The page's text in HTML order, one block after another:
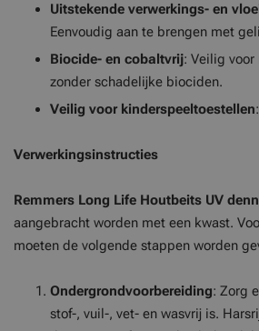
Uitstekende verwerkings- en
Eenvoudig aan te brengen met
Biocide- en cobaltvrij: Veilig voor
zonder schadelijke biociden.
Veilig voor kinderspeeltoestellen
Verwerkingsinstructies
Remmers Long Life Houtbeits UV
aangebracht worden met een kwast.
moeten de volgende stappen worden
Ondergrondvoorbereiding: Zorg
stof-, vuil-, vet- en wasvrij is.